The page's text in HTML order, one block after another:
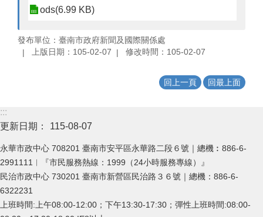
ods(6.99 KB)
發布單位：臺南市政府新聞及國際關係處
上版日期：105-02-07
修改時間：105-02-07
回上一頁 回最上面
:::
更新日期：
115-08-07
永華市政中心 708201 臺南市安平區永華路二段６號｜總機︰886-6-
2991111︱『市民服務熱線：1999（24小時服務專線）』
民治市政中心 730201 臺南市新營區民治路３６號｜總機：886-6-
6322231
上班時間:上午08:00-12:00；下午13:30-17:30；彈性上班時間:08:00-